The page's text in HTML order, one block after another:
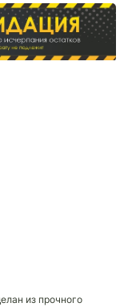
из прочного